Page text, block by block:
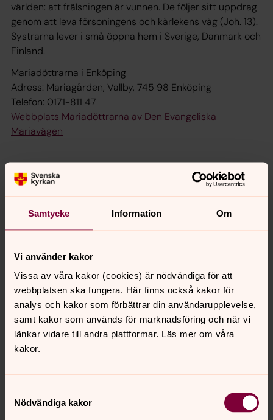
Samtycke Information Om
Vi använder kakor
Vissa av våra kakor (cookies) är nödvändiga för att
webbplatsen ska fungera. Här finns också kakor för
analys och kakor som förbättrar din användarupplevelse,
samt kakor som används för marknadsföring och när vi
länkar vidare till andra plattformar. Läs mer om våra
kakor.
Nödvändiga kakor
världen: att frälsningen är vunnen. De följer sitt uppdrag
genom att leva försoningens och kärlekens väg (Joh. 13).
Systrarna lever i små öppna hem i Sverige, Danmark och
Finland.
Mariadöttrarna i Enköping
Adress: Mariagården, Vallby, 745 98 Enköping
Telefon: 0171-811 47
Webbplats Mariadöttrarna av Den Evangeliska
Mariavägen
Uppståndne Frälsarens systraskap
Systrarna bor i en nedlagd skola, belägen mittemot
Överselö medeltida kyrka i Stallarholmens församling.
Klosterfamiljen är en gemenskap vars grundval utgörs av
de benediktinska principerna – stabilitet, daglig
liv i systrakärlek och bön, där de dagliga uppgifterna
inordnas i en balanserad rytm av tidegärdsbön, arbete,
vila och andlig läsning, i en lantlig miljö präglad av
enkelhet och stillhet. Systrarna bedriver gästverksamhet
i liten skala och deltar i församlingslivet på många olika
sätt.
Adress: Överselö Klostergård, 645 96 Stallarholmen.
Uppståndne Frälsarens systraskap på Stallarholmens